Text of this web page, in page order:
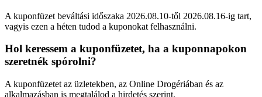
A kuponfüzet beváltási időszaka 2026.08.10-től 2026.08.16-ig tart,
vagyis ezen a héten tudod a kuponokat felhasználni.
Hol keressem a kuponfüzetet, ha a kuponnapokon
szeretnék spórolni?
A kuponfüzetet az üzletekben, az Online Drogériában és az
alkalmazásban is megtalálod a hirdetés szerint.